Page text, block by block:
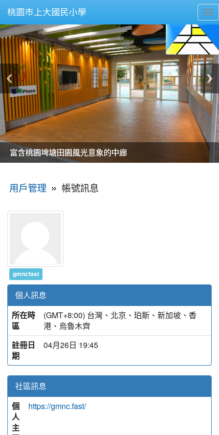
桃園市上大國民小學
美麗的操場是我們活力的來源
美麗的操場是我們活力的來源
煥然一新的小司令台
煥然一新的小司令台
富含桃園埤塘田園風光意象的中廊
富含桃園埤塘田園風光意象的中廊
嶄新的中庭廣場
嶄新的中庭廣場
水生池生生不息
水生池生生不息
用戶管理 » 帳號訊息
gmncfast
個人訊息
所在時
區
(GMT+8:00) 台灣、北京、珀斯、新加坡、香
港、烏魯木齊
註冊日
期
04月26日 19:45
社區訊息
個
人
主
https://gmnc.fast/